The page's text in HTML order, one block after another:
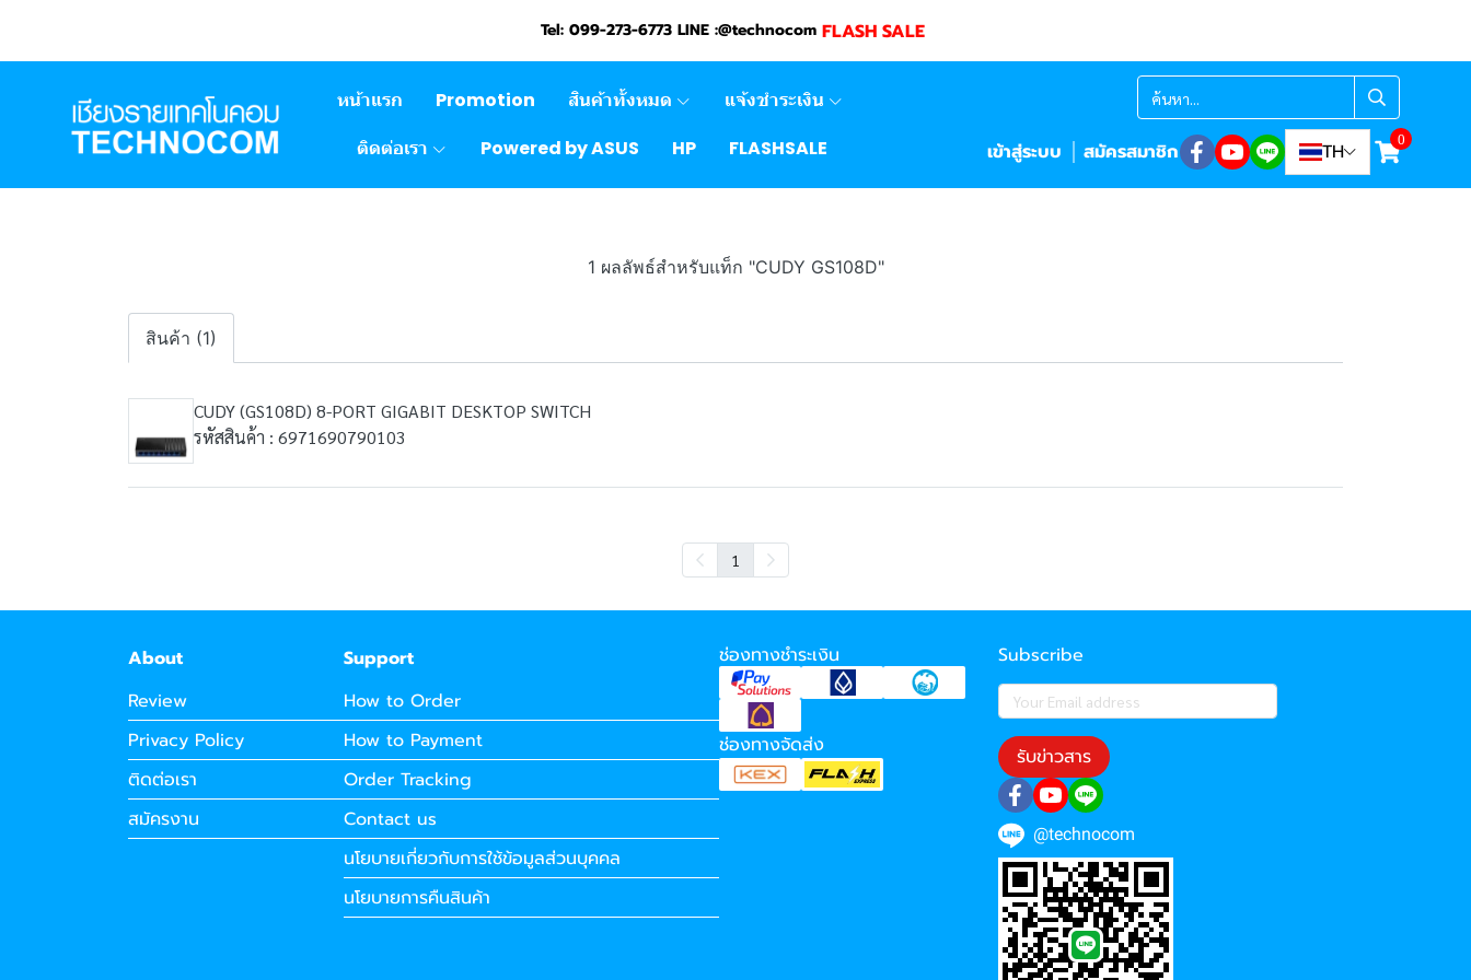
Tel: 099-273-6773 LINE :@technocom FLASH SALE
หน้าแรก Promotion สินค้าทั้งหมด
แจ้งชำระเงิน
ติดต่อเรา
Powered by ASUS HP FLASHSALE เข้าสู่ระบบ สมัครสมาชิก TH 0
1 ผลลัพธ์สำหรับแท็ก "CUDY GS108D"
สินค้า (1)
CUDY (GS108D) 8-PORT GIGABIT DESKTOP SWITCH
รหัสสินค้า : 6971690790103
1
About
Review
Privacy Policy
ติดต่อเรา
สมัครงาน
Support
How to Order
How to Payment
Order Tracking
Contact us
นโยบายเกี่ยวกับการใช้ข้อมูลส่วนบุคคล
นโยบายการคืนสินค้า
ช่องทางชำระเงิน
ช่องทางจัดส่ง
Subscribe
รับข่าวสาร
@technocom